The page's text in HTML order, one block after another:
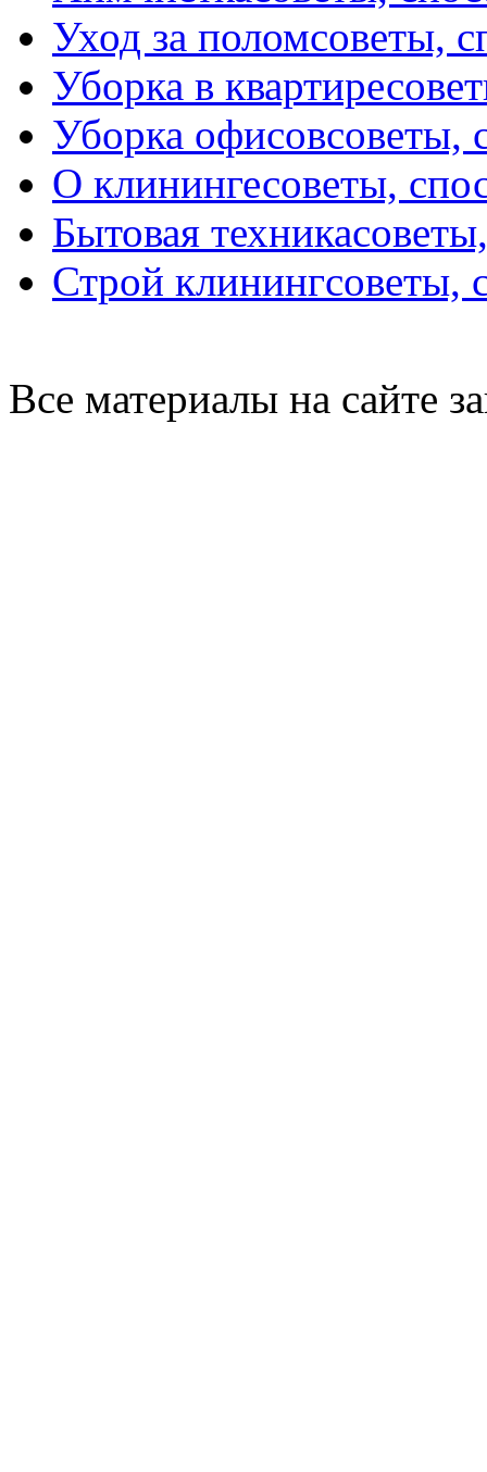
Уход за поломсоветы,
Уборка в квартире
Уборка офисовсоветы,
О клинингесоветы,
Бытовая техника
Строй клинингсоветы,
Все материалы на сайте